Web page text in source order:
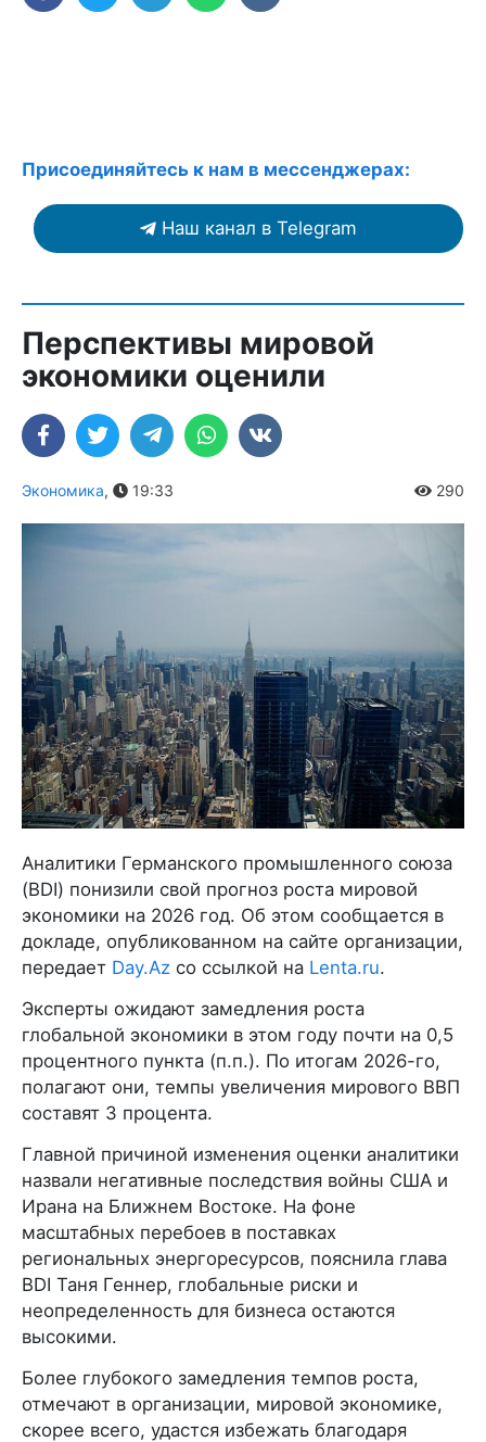
Присоединяйтесь к нам в мессенджерах:
Наш канал в Telegram
Перспективы мировой
экономики оценили
Экономика, 19:33 290
Аналитики Германского промышленного союза
(BDI) понизили свой прогноз роста мировой
экономики на 2026 год. Об этом сообщается в
докладе, опубликованном на сайте организации,
передает Day.Az со ссылкой на Lenta.ru.
Эксперты ожидают замедления роста
глобальной экономики в этом году почти на 0,5
процентного пункта (п.п.). По итогам 2026-го,
полагают они, темпы увеличения мирового ВВП
составят 3 процента.
Главной причиной изменения оценки аналитики
назвали негативные последствия войны США и
Ирана на Ближнем Востоке. На фоне
масштабных перебоев в поставках
региональных энергоресурсов, пояснила глава
BDI Таня Геннер, глобальные риски и
неопределенность для бизнеса остаются
высокими.
Более глубокого замедления темпов роста,
отмечают в организации, мировой экономике,
скорее всего, удастся избежать благодаря